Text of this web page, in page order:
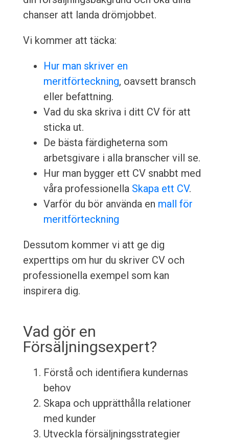
chanser att landa drömjobbet.
Vi kommer att täcka:
Hur man skriver en
meritförteckning, oavsett bransch
eller befattning.
Vad du ska skriva i ditt CV för att
sticka ut.
De bästa färdigheterna som
arbetsgivare i alla branscher vill se.
Hur man bygger ett CV snabbt med
våra professionella Skapa ett CV.
Varför du bör använda en mall för
meritförteckning
Dessutom kommer vi att ge dig
experttips om hur du skriver CV och
professionella exempel som kan
inspirera dig.
Vad gör en
Försäljningsexpert?
Förstå och identifiera kundernas
behov
Skapa och upprätthålla relationer
med kunder
Utveckla försäljningsstrategier